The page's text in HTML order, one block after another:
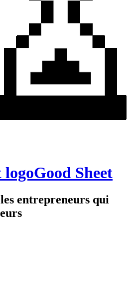
Good Sheet
entrepreneurs qui